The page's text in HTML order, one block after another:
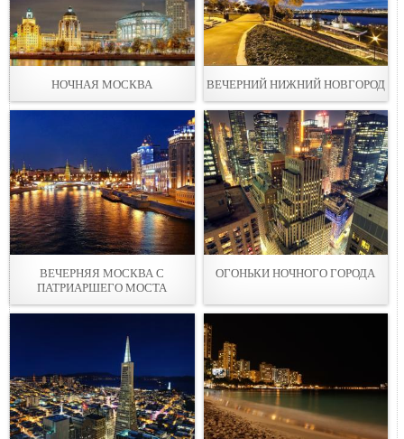
НОЧНАЯ МОСКВА ВЕЧЕРНИЙ НИЖНИЙ НОВГОРОД
ВЕЧЕРНЯЯ МОСКВА С
ПАТРИАРШЕГО МОСТА
ОГОНЬКИ НОЧНОГО ГОРОДА